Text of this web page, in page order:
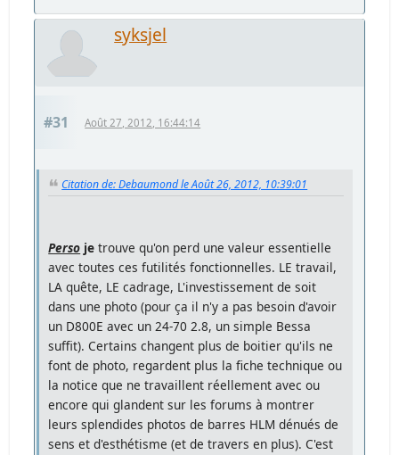
syksjel
#31 Août 27, 2012, 16:44:14
Citation de: Debaumond le Août 26, 2012, 10:39:01
Perso je trouve qu'on perd une valeur essentielle
avec toutes ces futilités fonctionnelles. LE travail,
LA quête, LE cadrage, L'investissement de soit
dans une photo (pour ça il n'y a pas besoin d'avoir
un D800E avec un 24-70 2.8, un simple Bessa
suffit). Certains changent plus de boitier qu'ils ne
font de photo, regardent plus la fiche technique ou
la notice que ne travaillent réellement avec ou
encore qui glandent sur les forums à montrer
leurs splendides photos de barres HLM dénués de
sens et d'esthétisme (et de travers en plus). C'est